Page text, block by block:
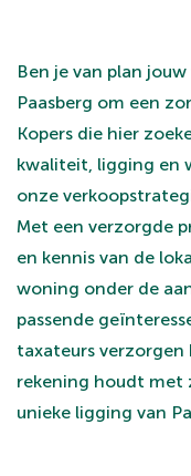
Ben je van plan
Paasberg om een
Kopers die hier
kwaliteit, ligging en
onze
Met een verzorgde
en kennis van de
woning onder de
passende
taxateurs verzorgen
rekening houdt met
unieke ligging van